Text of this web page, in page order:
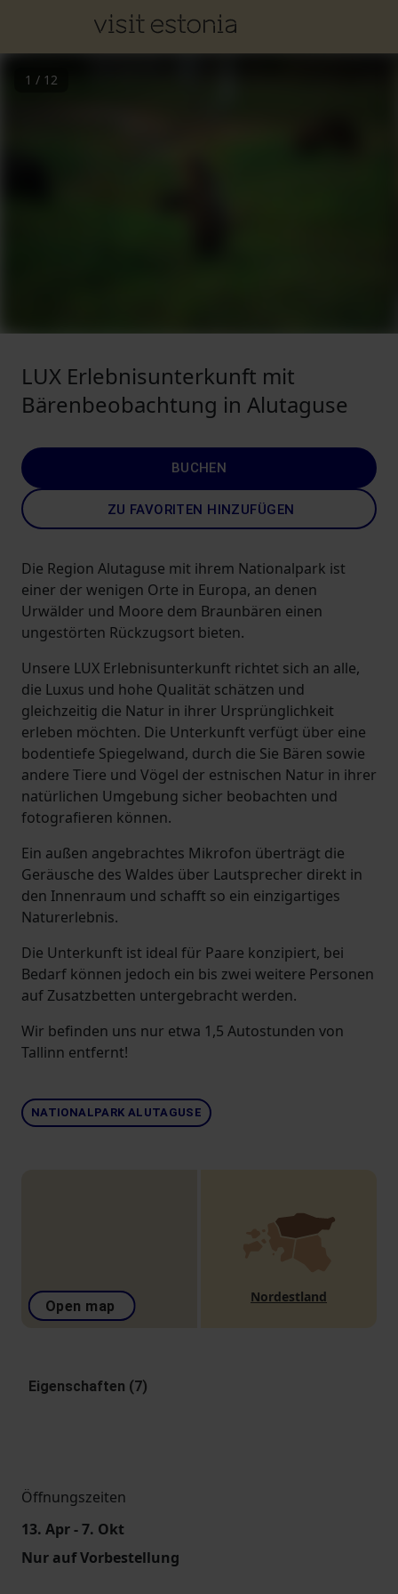
1 / 12
LUX Erlebnisunterkunft mit
Bärenbeobachtung in Alutaguse
BUCHEN
ZU FAVORITEN HINZUFÜGEN
Die Region Alutaguse mit ihrem Nationalpark ist
einer der wenigen Orte in Europa, an denen
Urwälder und Moore dem Braunbären einen
ungestörten Rückzugsort bieten.
Unsere LUX Erlebnisunterkunft richtet sich an alle,
die Luxus und hohe Qualität schätzen und
gleichzeitig die Natur in ihrer Ursprünglichkeit
erleben möchten. Die Unterkunft verfügt über eine
bodentiefe Spiegelwand, durch die Sie Bären sowie
andere Tiere und Vögel der estnischen Natur in ihrer
natürlichen Umgebung sicher beobachten und
fotografieren können.
Ein außen angebrachtes Mikrofon überträgt die
Geräusche des Waldes über Lautsprecher direkt in
den Innenraum und schafft so ein einzigartiges
Naturerlebnis.
Die Unterkunft ist ideal für Paare konzipiert, bei
Bedarf können jedoch ein bis zwei weitere Personen
auf Zusatzbetten untergebracht werden.
Wir befinden uns nur etwa 1,5 Autostunden von
Tallinn entfernt!
NATIONALPARK ALUTAGUSE
Open map
Nordestland
Eigenschaften (7)
Öffnungszeiten
13. Apr - 7. Okt
Nur auf Vorbestellung